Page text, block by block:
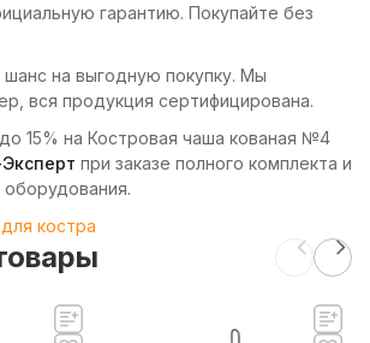
гарантию. Покупайте без
шанс на выгодную покупку. Мы
вся продукция сертифицирована.
15% на Костровая чаша кованая №4
при заказе полного комплекта и
костра